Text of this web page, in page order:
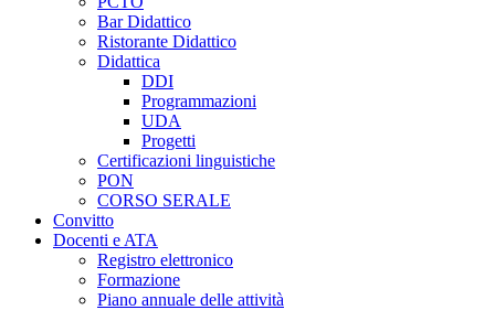
Bar Didattico
Ristorante Didattico
Didattica
DDI
Programmazioni
UDA
Progetti
Certificazioni linguistiche
PON
CORSO SERALE
Convitto
Docenti e ATA
Registro elettronico
Formazione
Piano annuale delle attività